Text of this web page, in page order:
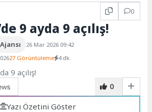
0
9 ayda 9 açılış!
26 Mar 2026 09:42
27 Görüntüleme 4 dk.
0
Yazı Özetini Göster